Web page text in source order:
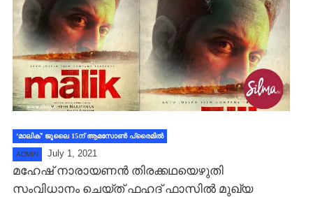
‘മാലിക്’ ജൂലൈ 15ന് ആമസോണ്‍ പ്രൈമില്‍
ADMIN July 1, 2021
മഹേഷ് നാരായണന്‍ തിരക്കഥയെഴുതി
സംവിധാനം ചെയ്‍ത് ഫഹദ് ഫാസില്‍ മുഖ്യ